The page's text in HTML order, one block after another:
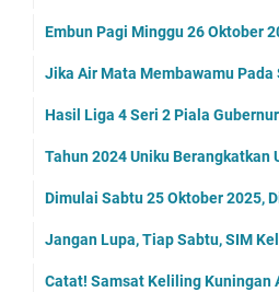
Embun Pagi Minggu 26 Oktober
Jika Air Mata Membawamu Pada
Hasil Liga 4 Seri 2 Piala
Tahun 2024 Uniku Berangkatkan
Dimulai Sabtu 25 Oktober 2025,
Jangan Lupa, Tiap Sabtu, SIM
Catat! Samsat Keliling Kuningan